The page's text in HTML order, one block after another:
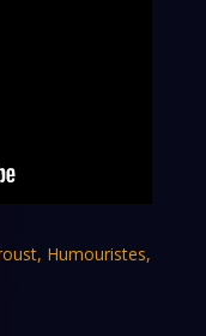
, Humouristes,